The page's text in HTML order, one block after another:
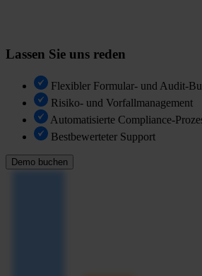
Lassen Sie uns reden
Flexibler Formular- und Audit-
Risiko- und Vorfallmanagement
Automatisierte Compliance-
Bestbewerteter Support
Demo buchen